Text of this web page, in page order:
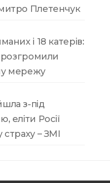
Плетенчук
і 18 катерів:
розгромили
мережу
з-під
еліти Росії
страху – ЗМІ